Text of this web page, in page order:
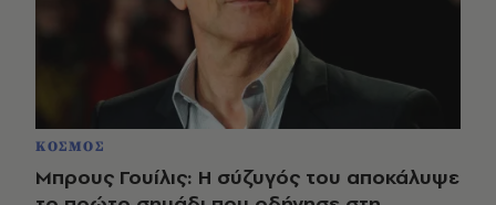
ΚΟΣΜΟΣ
Μπρους Γουίλις: Η σύζυγός του αποκάλυψε